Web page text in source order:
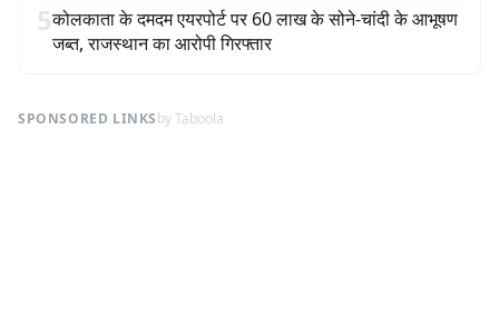
5कोलकाता के दमदम एयरपोर्ट पर 60 लाख के सोने-चांदी के आभूषण
जब्त, राजस्थान का आरोपी गिरफ्तार
SPONSORED LINKSby Taboola